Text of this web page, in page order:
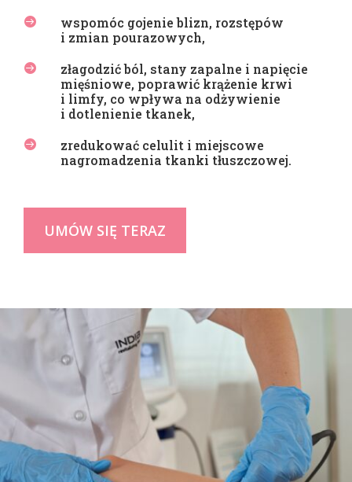

wspomóc gojenie blizn, rozstępów
i zmian pourazowych,

złagodzić ból, stany zapalne i napięcie
mięśniowe, poprawić krążenie krwi
i limfy, co wpływa na odżywienie
i dotlenienie tkanek,

zredukować celulit i miejscowe
nagromadzenia tkanki tłuszczowej.
UMÓW SIĘ TERAZ